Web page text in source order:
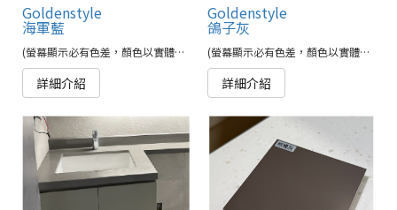
Goldenstyle
海軍藍
(螢幕顯示必有色差，顏色以實體為準)
詳細介紹
Goldenstyle
鴿子灰
(螢幕顯示必有色差，顏色以實體為準)
詳細介紹